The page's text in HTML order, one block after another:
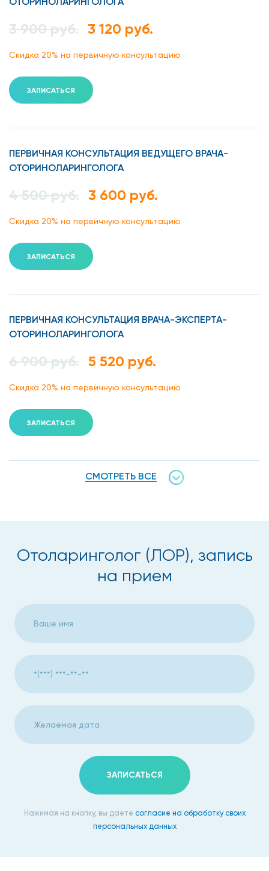
3 900 руб. 3 120 руб.
Скидка 20% на первичную консультацию
ЗАПИСАТЬСЯ
ПЕРВИЧНАЯ КОНСУЛЬТАЦИЯ ВЕДУЩЕГО ВРАЧА-
ОТОРИНОЛАРИНГОЛОГА
4 500 руб. 3 600 руб.
Скидка 20% на первичную консультацию
ЗАПИСАТЬСЯ
ПЕРВИЧНАЯ КОНСУЛЬТАЦИЯ ВРАЧА-ЭКСПЕРТА-
ОТОРИНОЛАРИНГОЛОГА
6 900 руб. 5 520 руб.
Скидка 20% на первичную консультацию
ЗАПИСАТЬСЯ
СМОТРЕТЬ ВСЕ
Отоларинголог (ЛОР), запись
на прием
ЗАПИСАТЬСЯ
Нажимая на кнопку, вы даете согласие на обработку своих
персональных данных